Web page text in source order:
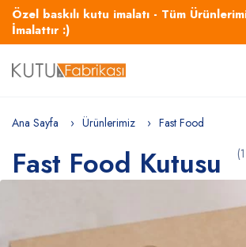
Özel baskılı kutu imalatı - Tüm
İmalattır :)
Ana Sayfa Ürünlerimiz Fast Food
Fast Food Kutusu